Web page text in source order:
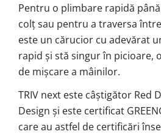
Pentru o plimbare rapidă
colț sau pentru a traversa
este un cărucior cu adevărat
rapid și stă singur în picioare,
de mișcare a mâinilor.
TRIV next este câștigător Red
Design și este certificat
care au astfel de certificări